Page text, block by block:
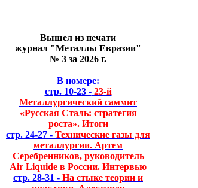
Вышел из печати
журнал "Металлы Евразии"
№ 3 за 2026 г.
В номере:
стр. 10-23 -23-й
Металлургический саммит
«Русская Сталь: стратегия
роста». Итоги
стр. 24-27 - Технические газы для
металлургии. Артем
Серебренников, руководитель
Air Liquide в России. Интервью
стр. 28-31 - На стыке теории и